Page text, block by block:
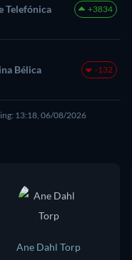
Telefónica +3834
Bélica -132
13:18, 06/08/2026
Ane Dahl Torp